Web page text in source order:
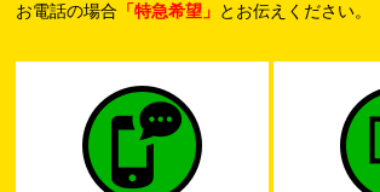
お電話の場合 「特急希望」 とお伝えください。